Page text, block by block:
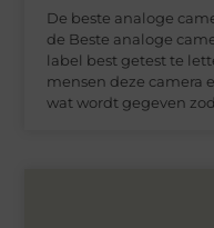
De beste analoge
de Beste analoge
label best getest te
mensen deze camera
wat wordt gegeven